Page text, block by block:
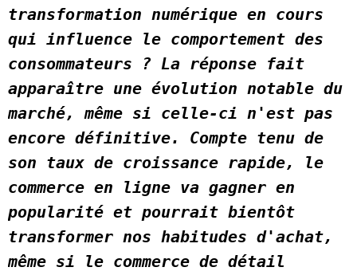
transformation numérique en cours
qui influence le comportement des
consommateurs ? La réponse fait
apparaître une évolution notable du
marché, même si celle-ci n'est pas
encore définitive. Compte tenu de
son taux de croissance rapide, le
commerce en ligne va gagner en
popularité et pourrait bientôt
transformer nos habitudes d'achat,
même si le commerce de détail